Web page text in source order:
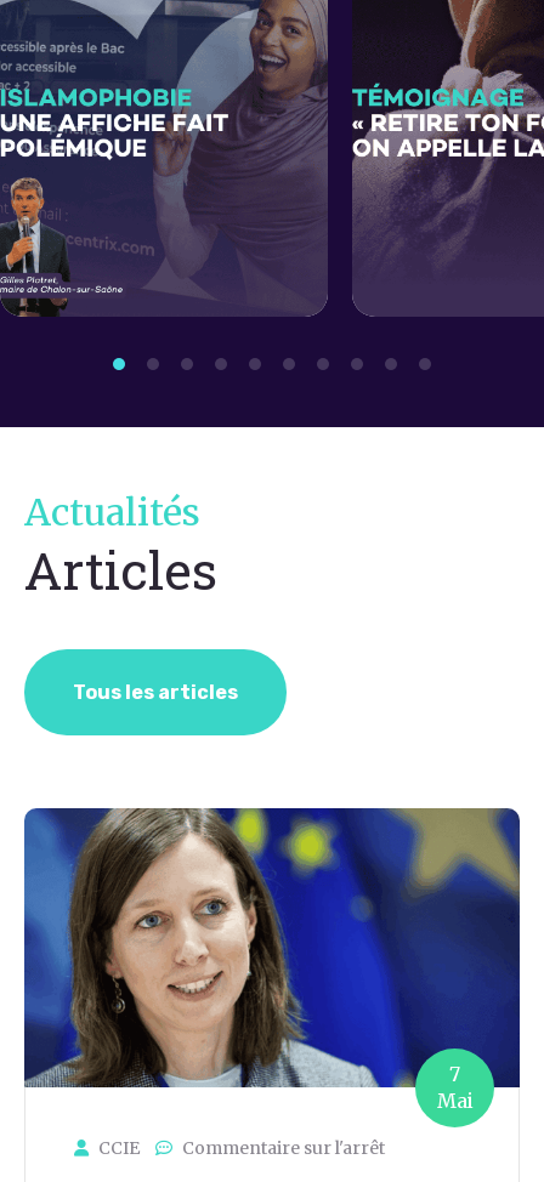
Actualités
Articles
Tous les articles
7
Mai
CCIE Commentaire sur l'arrêt